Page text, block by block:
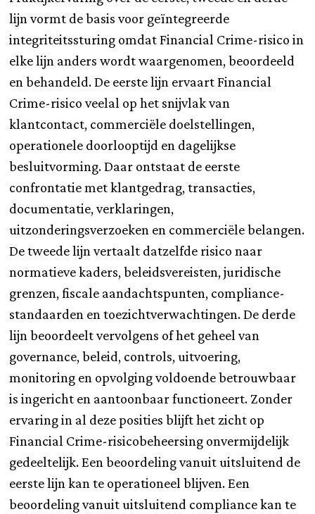
lijn vormt de basis voor geïntegreerde
integriteitssturing omdat Financial Crime-risico in
elke lijn anders wordt waargenomen, beoordeeld
en behandeld. De eerste lijn ervaart Financial
Crime-risico veelal op het snijvlak van
klantcontact, commerciële doelstellingen,
operationele doorlooptijd en dagelijkse
besluitvorming. Daar ontstaat de eerste
confrontatie met klantgedrag, transacties,
documentatie, verklaringen,
uitzonderingsverzoeken en commerciële belangen.
De tweede lijn vertaalt datzelfde risico naar
normatieve kaders, beleidsvereisten, juridische
grenzen, fiscale aandachtspunten, compliance-
standaarden en toezichtverwachtingen. De derde
lijn beoordeelt vervolgens of het geheel van
governance, beleid, controls, uitvoering,
monitoring en opvolging voldoende betrouwbaar
is ingericht en aantoonbaar functioneert. Zonder
ervaring in al deze posities blijft het zicht op
Financial Crime-risicobeheersing onvermijdelijk
gedeeltelijk. Een beoordeling vanuit uitsluitend de
eerste lijn kan te operationeel blijven. Een
beoordeling vanuit uitsluitend compliance kan te